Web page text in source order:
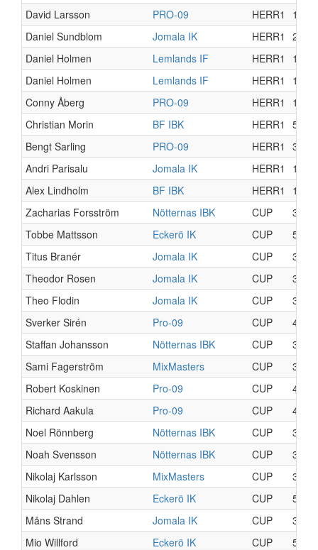
David Larsson
PRO-09 HERR1 12
Daniel Sundblom
Jomala IK HERR1 2
Daniel Holmen
Lemlands IF HERR1 11
Daniel Holmen
Lemlands IF HERR1 1
Conny Åberg
PRO-09 HERR1 12
Christian Morin
BF IBK HERR1 5
Bengt Sarling
PRO-09 HERR1 3
Andri Parisalu
Jomala IK HERR1 17
Alex Lindholm
BF IBK HERR1 15
Zacharias Forsström
Nötternas IBK CUP 3
Tobbe Mattsson
Eckerö IK CUP 5
Titus Branér
Jomala IK CUP 3
Theodor Rosen
Jomala IK CUP 3
Theo Flodin
Jomala IK CUP 3
Sverker Sirén
Pro-09 CUP 4
Staffan Johansson
Nötternas IBK CUP 3
Sami Fagerström
MixMasters CUP 3
Robert Koskinen
Pro-09 CUP 4
Richard Aakula
Pro-09 CUP 4
Noel Rönnberg
Nötternas IBK CUP 3
Noah Svensson
Nötternas IBK CUP 3
Nikolaj Karlsson
MixMasters CUP 3
Nikolaj Dahlen
Eckerö IK CUP 5
Måns Strand
Jomala IK CUP 3
Mio Willford
Eckerö IK CUP 5